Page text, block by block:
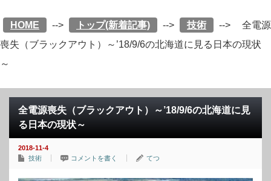
HOME --> トップ(新着記事) --> 技術 -->
全電源
喪失（ブラックアウト）～’18/9/6の北海道に見る日本の現状
～
全電源喪失（ブラックアウト）～’18/9/6の北海道に見
る日本の現状～
2018-11-4
技術
コメントを書く てつ